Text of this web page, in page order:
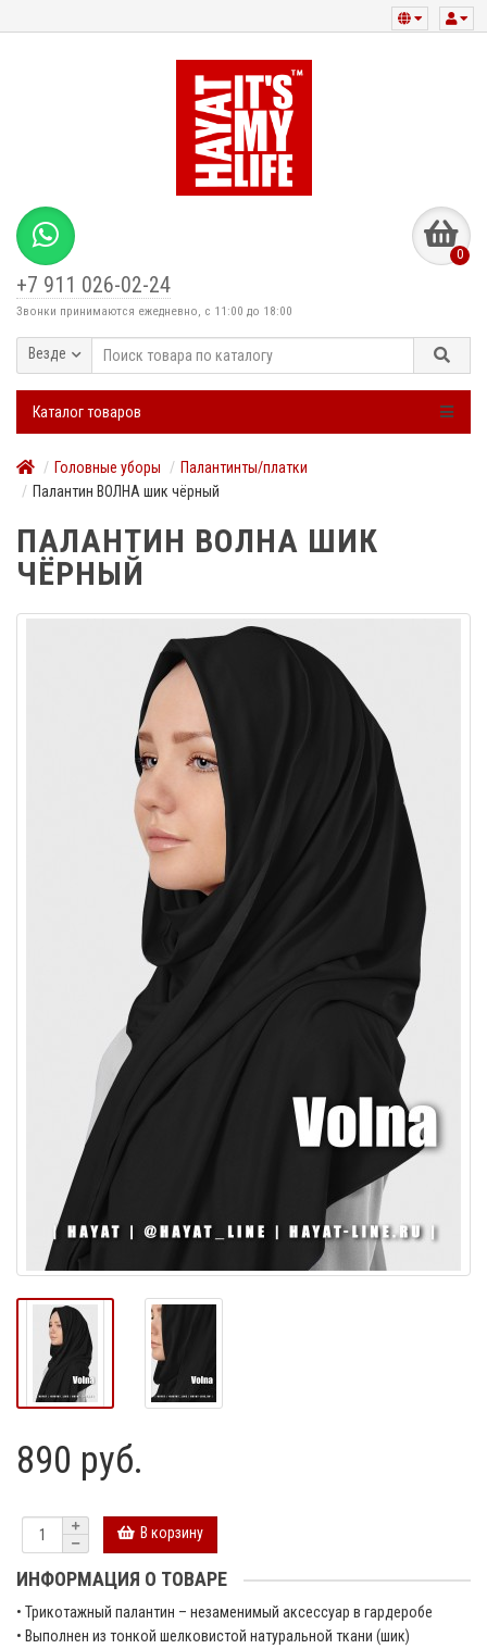
+7 911 026-02-24
Звонки принимаются ежедневно, с 11:00 до 18:00
0
Везде
Каталог товаров
Головные уборы
Палантинты/платки
Палантин ВОЛНА шик чёрный
ПАЛАНТИН ВОЛНА ШИК
ЧЁРНЫЙ
890 руб.
В корзину
ИНФОРМАЦИЯ О ТОВАРЕ
• Трикотажный палантин – незаменимый аксессуар в гардеробе
• Выполнен из тонкой шелковистой натуральной ткани (шик)